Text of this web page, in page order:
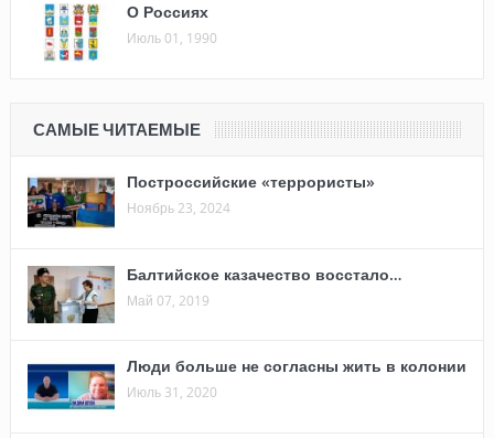
О Россиях
Июль 01, 1990
САМЫЕ ЧИТАЕМЫЕ
Построссийские «террористы»
Ноябрь 23, 2024
Балтийское казачество восстало…
Май 07, 2019
Люди больше не согласны жить в колонии
Июль 31, 2020